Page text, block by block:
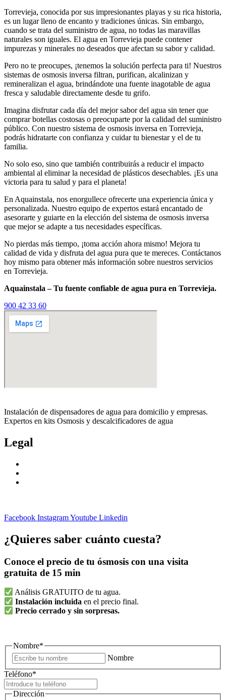
Torrevieja, conocida por sus impresionantes playas y su rica historia,
es un lugar lleno de encanto y tradiciones únicas. Sin embargo,
cuando se trata del suministro de agua, no todas las maravillas
naturales son iguales. El agua en Torrevieja puede contener
impurezas y minerales no deseados que afectan su sabor y calidad.
Pero no te preocupes, ¡tenemos la solución perfecta para ti! Nuestros
sistemas de osmosis inversa filtran, purifican, alcalinizan y
remineralizan el agua, brindándote una fuente inagotable de agua
fresca y saludable directamente desde tu grifo.
Imagina disfrutar cada día del mejor sabor del agua sin tener que
comprar botellas costosas o preocuparte por la calidad del suministro
público. Con nuestro sistema de osmosis inversa en Torrevieja,
podrás hidratarte con confianza y cuidar tu bienestar y el de tu
familia.
No solo eso, sino que también contribuirás a reducir el impacto
ambiental al eliminar la necesidad de plásticos desechables. ¡Es una
victoria para tu salud y para el planeta!
En Aquainstala, nos enorgullece ofrecerte una experiencia única y
personalizada. Nuestro equipo de expertos estará encantado de
asesorarte y guiarte en la elección del sistema de osmosis inversa
que mejor se adapte a tus necesidades específicas.
No pierdas más tiempo, ¡toma acción ahora mismo! Mejora tu
calidad de vida y disfruta del agua pura que te mereces. Contáctanos
hoy mismo para obtener más información sobre nuestros servicios
en Torrevieja.
Aquainstala – Tu fuente confiable de agua pura en Torrevieja.
900 42 33 60
Instalación de dispensadores de agua para domicilio y empresas.
Expertos en kits Osmosis y descalcificadores de agua
Legal
Facebook InstagramYoutube Linkedin
¿Quieres saber cuánto cuesta?
Conoce el precio de tu ósmosis con una visita
gratuita de 15 min
Análisis GRATUITO de tu agua.
Instalación incluida en el precio final.
Precio cerrado y sin sorpresas.
Nombre*
Nombre
Teléfono*
Dirección